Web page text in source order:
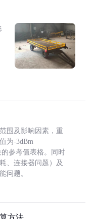
围及影响因素，重
为-3dBm
参考值表格。同时
、连接器问题）及
问题。
方法